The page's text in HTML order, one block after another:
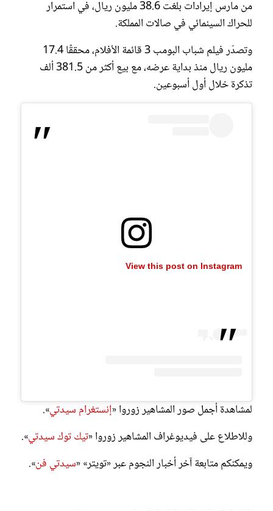
من مارس إيرادات بلغت 38.6 مليون ريال، في استمرار
للحراك السينمائي في صالات المملكة.⁣
⁣وتصدّر فيلم شباب البومب 3 قائمة الأفلام، محققًا 17.4
مليون ريال منذ بداية عرضه، مع بيع أكثر من 381.5 ألف
تذكرة خلال أول أسبوعين.
View this post on Instagram
لمشاهدة أجمل صور المشاهير زوروا «إنستغرام سيدتي».
وللاطلاع على فيديوغراف المشاهير زوروا «تيك توك سيدتي».
ويمكنكم متابعة آخر أخبار النجوم عبر «تويتر» «سيدتي فن».